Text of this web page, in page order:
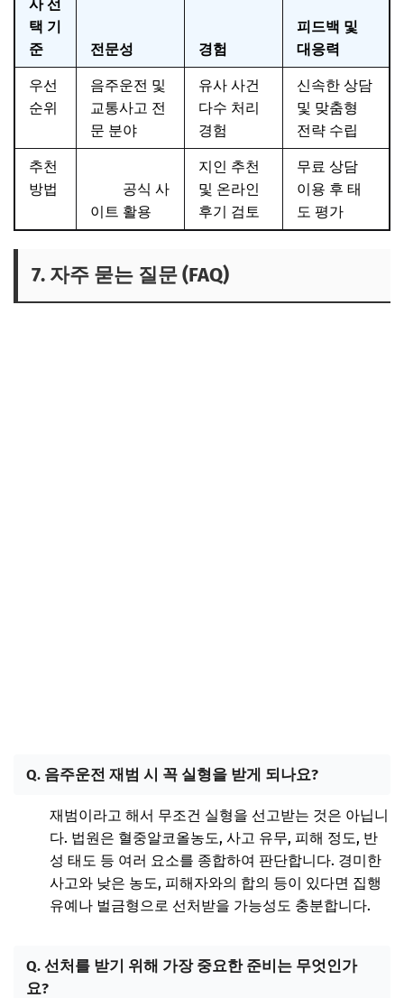
사 선
택 기
준
전문성 경험
피드백 및
대응력
우선
순위
음주운전 및
교통사고 전
문 분야
유사 사건
다수 처리
경험
신속한 상담
및 맞춤형
전략 수립
추천
방법
공식 사
이트 활용
지인 추천
및 온라인
후기 검토
무료 상담
이용 후 태
도 평가
7. 자주 묻는 질문 (FAQ)
Q. 음주운전 재범 시 꼭 실형을 받게 되나요?
재범이라고 해서 무조건 실형을 선고받는 것은 아닙니
다. 법원은 혈중알코올농도, 사고 유무, 피해 정도, 반
성 태도 등 여러 요소를 종합하여 판단합니다. 경미한
사고와 낮은 농도, 피해자와의 합의 등이 있다면 집행
유예나 벌금형으로 선처받을 가능성도 충분합니다.
Q. 선처를 받기 위해 가장 중요한 준비는 무엇인가
요?